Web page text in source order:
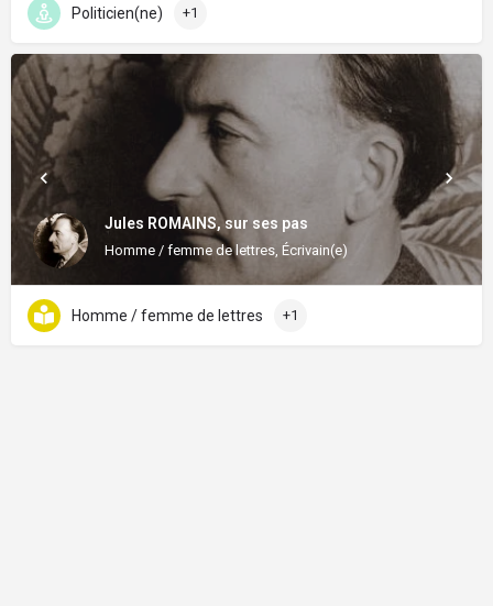
Politicien(ne) +1
Jules ROMAINS, sur ses pas
Homme / femme de lettres, Écrivain(e)
Homme / femme de lettres +1